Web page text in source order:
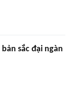
sắc đại ngàn